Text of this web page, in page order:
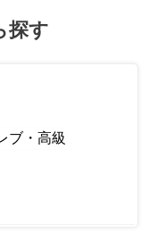
探す
ブ・高級